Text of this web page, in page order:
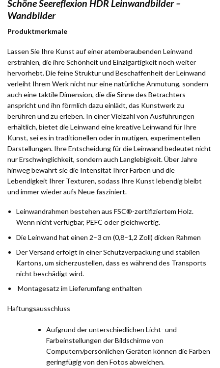
Schöne Seereflexion HDR Leinwandbilder –
Wandbilder
Produktmerkmale
Lassen Sie Ihre Kunst auf einer atemberaubenden Leinwand
erstrahlen, die ihre Schönheit und Einzigartigkeit noch weiter
hervorhebt. Die feine Struktur und Beschaffenheit der Leinwand
verleiht Ihrem Werk nicht nur eine natürliche Anmutung, sondern
auch eine taktile Dimension, die die Sinne des Betrachters
anspricht und ihn förmlich dazu einlädt, das Kunstwerk zu
berühren und zu erleben. In einer Vielzahl von Ausführungen
erhältlich, bietet die Leinwand eine kreative Leinwand für Ihre
Kunst, sei es in traditionellen oder in mutigen, experimentellen
Darstellungen. Ihre Entscheidung für die Leinwand bedeutet nicht
nur Erschwinglichkeit, sondern auch Langlebigkeit. Über Jahre
hinweg bewahrt sie die Intensität Ihrer Farben und die
Lebendigkeit Ihrer Texturen, sodass Ihre Kunst lebendig bleibt
und immer wieder aufs Neue fasziniert.
Leinwandrahmen bestehen aus FSC®-zertifiziertem Holz.
Wenn nicht verfügbar, PEFC oder gleichwertig.
Die Leinwand hat einen 2–3 cm (0,8–1,2 Zoll) dicken Rahmen
Der Versand erfolgt in einer Schutzverpackung und stabilen
Kartons, um sicherzustellen, dass es während des Transports
nicht beschädigt wird.
Montagesatz im Lieferumfang enthalten
Haftungsausschluss
Aufgrund der unterschiedlichen Licht- und
Farbeinstellungen der Bildschirme von
Computern/persönlichen Geräten können die Farben
geringfügig von den Fotos abweichen.